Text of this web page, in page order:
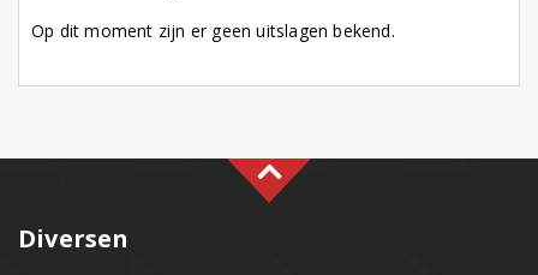
Op dit moment zijn er geen uitslagen bekend.
Diversen